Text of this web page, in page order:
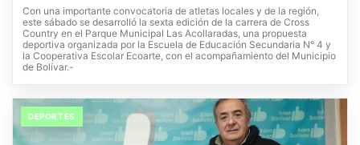
Con una importante convocatoria de atletas locales y de la región,
este sábado se desarrolló la sexta edición de la carrera de Cross
Country en el Parque Municipal Las Acollaradas, una propuesta
deportiva organizada por la Escuela de Educación Secundaria N° 4 y
la Cooperativa Escolar Ecoarte, con el acompañamiento del Municipio
de Bolívar.-
DEPORTES